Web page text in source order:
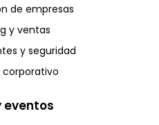
de empresas
y ventas
y seguridad
corporativo
eventos